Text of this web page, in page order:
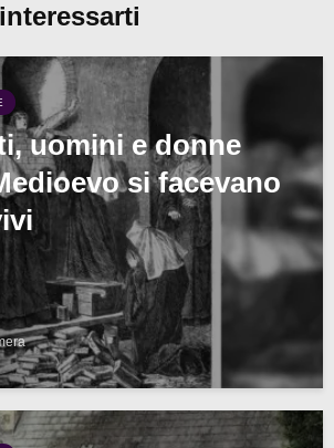
uomini e donne
si facevano